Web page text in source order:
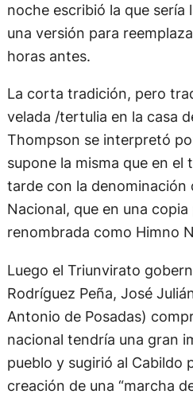
noche escribió la que sería
una versión para
horas antes.
La corta tradición, pero
velada /tertulia en la casa
Thompson se interpretó
supone la misma que en el
tarde con la denominación
Nacional, que en una
renombrada como Himno
Luego el Triunvirato
Rodríguez Peña, José
Antonio de Posadas)
nacional tendría una gran
pueblo y sugirió al Cabildo
creación de una “marcha